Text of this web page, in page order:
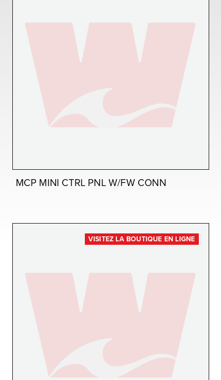
MCP MINI CTRL PNL W/FW CONN
VISITEZ LA BOUTIQUE EN LIGNE